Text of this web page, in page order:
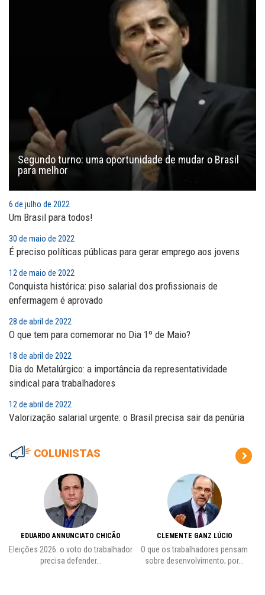
Segundo turno: uma oportunidade de mudar o Brasil
para melhor
6 de julho de 2022
Um Brasil para todos!
30 de maio de 2022
É preciso políticas públicas para gerar emprego aos jovens
12 de maio de 2022
Conquista histórica: piso salarial dos profissionais de
enfermagem é aprovado
28 de abril de 2022
O que tem para comemorar no Dia 1º de Maio?
18 de abril de 2022
Dia do Metalúrgico: a importância da representatividade
sindical para trabalhadores
12 de abril de 2022
Valorização salarial urgente: o Brasil precisa sair da penúria
COLUNISTAS
EDUARDO ANNUNCIATO CHICÃO
Eleições 2026: o voto do trabalhador
precisa defender...
CLEMENTE GANZ LÚCIO
O que os trabalhadores pensam
sobre desenvolvimento; por...